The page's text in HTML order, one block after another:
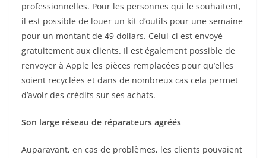
professionnelles. Pour les personnes qui le souhaitent,
il est possible de louer un kit d’outils pour une semaine
pour un montant de 49 dollars. Celui-ci est envoyé
gratuitement aux clients. Il est également possible de
renvoyer à Apple les pièces remplacées pour qu’elles
soient recyclées et dans de nombreux cas cela permet
d’avoir des crédits sur ses achats.
Son large réseau de réparateurs agréés
Auparavant, en cas de problèmes, les clients pouvaient